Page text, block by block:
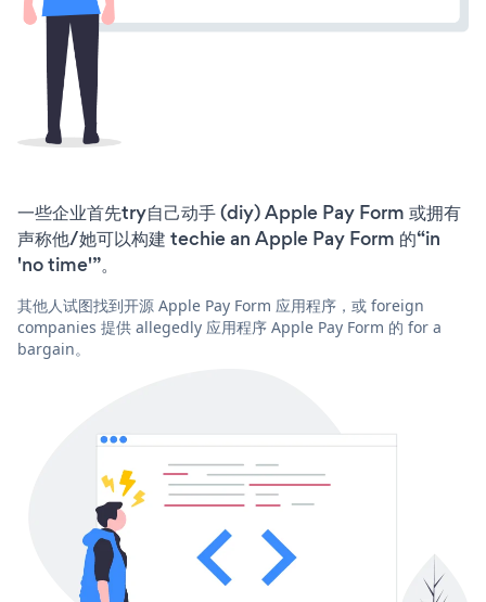
一些企业首先try自己动手 (diy) Apple Pay Form 或拥有
声称他/她可以构建 techie an Apple Pay Form 的“in
'no time'”。
其他人试图找到开源 Apple Pay Form 应用程序，或 foreign
companies 提供 allegedly 应用程序 Apple Pay Form 的 for a
bargain。